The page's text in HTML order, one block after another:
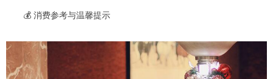
💰 消费参考与温馨提示